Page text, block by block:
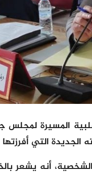
المسيرة
التي أفرزتها
أنه يشعر